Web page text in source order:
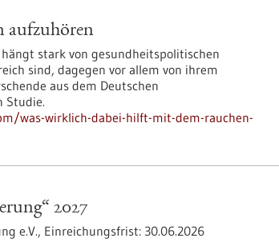
aufzuhören
stark von gesundheitspolitischen
sind, dagegen vor allem von ihrem
aus dem Deutschen
Studie.
was-wirklich-dabei-hilft-mit-dem-rauchen-
2027
e.V., Einreichungsfrist: 30.06.2026